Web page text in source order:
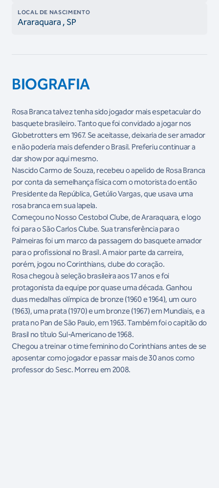
LOCAL DE NASCIMENTO
Araraquara , SP
BIOGRAFIA
Rosa Branca talvez tenha sido jogador mais espetacular do
basquete brasileiro. Tanto que foi convidado a jogar nos
Globetrotters em 1967. Se aceitasse, deixaria de ser amador
e não poderia mais defender o Brasil. Preferiu continuar a
dar show por aqui mesmo.
Nascido Carmo de Souza, recebeu o apelido de Rosa Branca
por conta da semelhança física com o motorista do então
Presidente da República, Getúlio Vargas, que usava uma
rosa branca em sua lapela.
Começou no Nosso Cestobol Clube, de Araraquara, e logo
foi para o São Carlos Clube. Sua transferência para o
Palmeiras foi um marco da passagem do basquete amador
para o profissional no Brasil. A maior parte da carreira,
porém, jogou no Corinthians, clube do coração.
Rosa chegou à seleção brasileira aos 17 anos e foi
protagonista da equipe por quase uma década. Ganhou
duas medalhas olímpica de bronze (1960 e 1964), um ouro
(1963), uma prata (1970) e um bronze (1967) em Mundiais, e a
prata no Pan de São Paulo, em 1963. Também foi o capitão do
Brasil no título Sul-Americano de 1968.
Chegou a treinar o time feminino do Corinthians antes de se
aposentar como jogador e passar mais de 30 anos como
professor do Sesc. Morreu em 2008.